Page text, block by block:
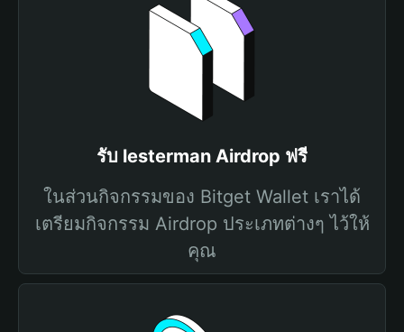
รับ lesterman Airdrop ฟรี
ในส่วนกิจกรรมของ Bitget Wallet เราได้
เตรียมกิจกรรม Airdrop ประเภทต่างๆ ไว้ให้
คุณ